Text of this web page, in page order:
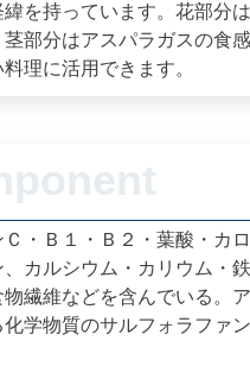
緯を持っています。花部分
茎部分はアスパラガスの食
料理に活用できます。
Ｃ・Ｂ１・Ｂ２・葉酸・カ
、カルシウム・カリウム・
物繊維などを含んでいる。
学物質のサルフォラファ